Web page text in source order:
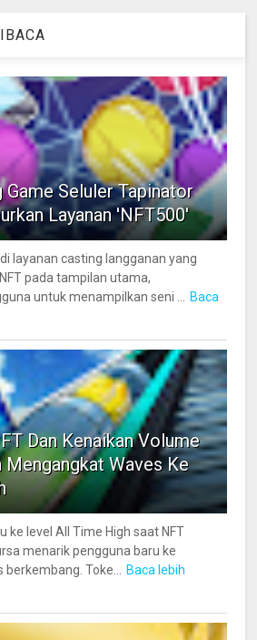
Game Seluler Tapinator
Layanan 'NFT500'
layanan casting langganan yang
pada tampilan utama,
untuk menampilkan seni ...
Baca
Dan Kenaikan Volume
Mengangkat Waves Ke
ke level All Time High saat NFT
menarik pengguna baru ke
Toke...
Baca lebih